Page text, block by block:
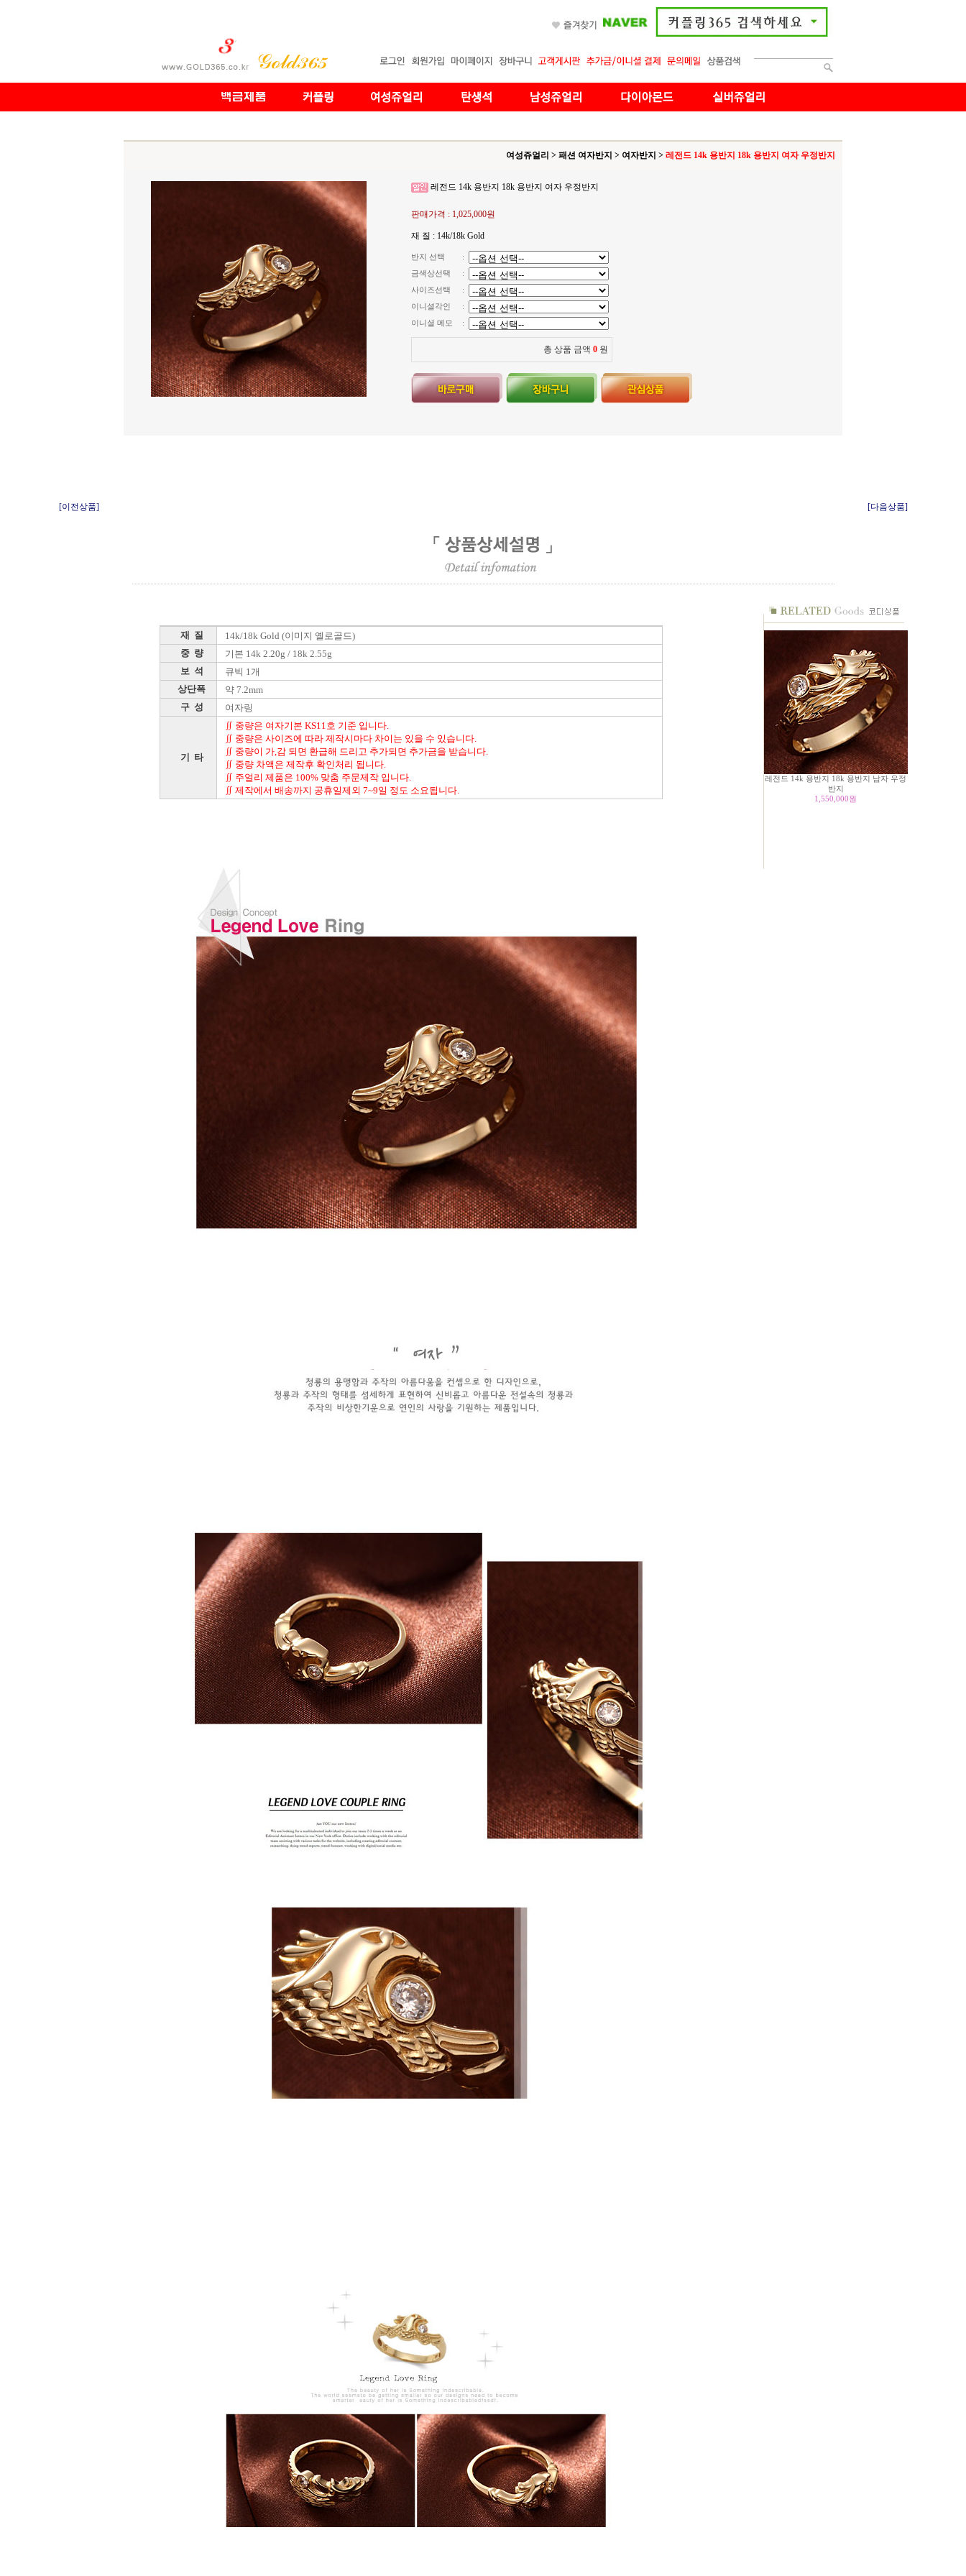
여성쥬얼리 > 패션 여자반지 > 여자반지 > 레전드 14k 용반지 18k 용반지 여자 우정반지
레전드 14k 용반지 18k 용반지 여자 우정반지
판매가격 : 1,025,000원
재 질 : 14k/18k Gold
반지 선택
:
금색상선택
:
사이즈선택
:
이니셜각인
:
이니셜 메모
:
총 상품 금액 0 원
[이전상품] [다음상품]
재 질 14k/18k Gold (이미지 옐로골드)
중 량 기본 14k 2.20g / 18k 2.55g
보 석 큐빅 1개
상단폭 약 7.2mm
구 성 여자링
기 타
∬ 중량은 여자기본 KS11호 기준 입니다.
∬ 중량은 사이즈에 따라 제작시마다 차이는 있을 수 있습니다.
∬ 중량이 가,감 되면 환급해 드리고 추가되면 추가금을 받습니다.
∬ 중량 차액은 제작후 확인처리 됩니다.
∬ 주얼리 제품은 100% 맞춤 주문제작 입니다.
∬ 제작에서 배송까지 공휴일제외 7~9일 정도 소요됩니다.
레전드 14k 용반지 18k 용반지 남자 우정
반지
1,550,000원